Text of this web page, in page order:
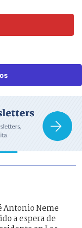
Antonio Neme
a espera de